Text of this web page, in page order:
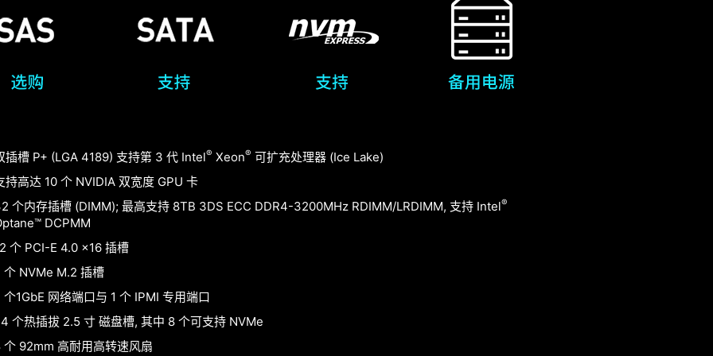
插槽 P+ (LGA 4189) 支持第 3 代 Intel® Xeon® 可扩充处理器 (Ice Lake)
持高达 10 个 NVIDIA 双宽度 GPU 卡
个内存插槽 (DIMM); 最⾼⽀持 8TB 3DS ECC DDR4-3200MHz RDIMM/LRDIMM, ⽀持 Intel®
DCPMM
个 PCI-E 4.0 x16 插槽
个 NVMe M.2 插槽
个1GbE ⽹络端⼝与 1 个 IPMI 专⽤端⼝
个热插拔 2.5 ⼨ 磁盘槽, 其中 8 个可⽀持 NVMe
个 92mm 高耐用高转速风扇